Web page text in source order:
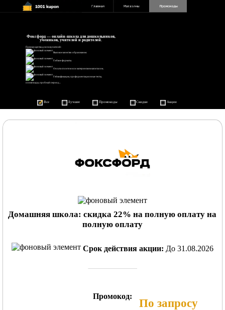
Фоксфорд — онлайн-школа для дошкольников,
учеников, учителей и родителей.
Преимущества для покупателей:
Высокое качество образования.
Гибкие форматы.
Оплата сплитом или материнским капиталом..
Геймификация, профориентационные тесты,
олимпиады, пробный период...
Все Лучшее Промокоды Скидки Акции
Домашняя школа: скидка 22% на полную оплату на
полную оплату
Срок действия акции: До 31.08.2026
Промокод:
По запросу